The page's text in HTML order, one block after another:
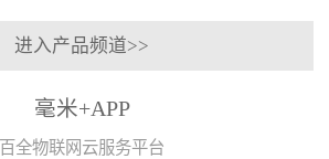
进入产品频道>>
毫米+APP
百全物联网云服务平台